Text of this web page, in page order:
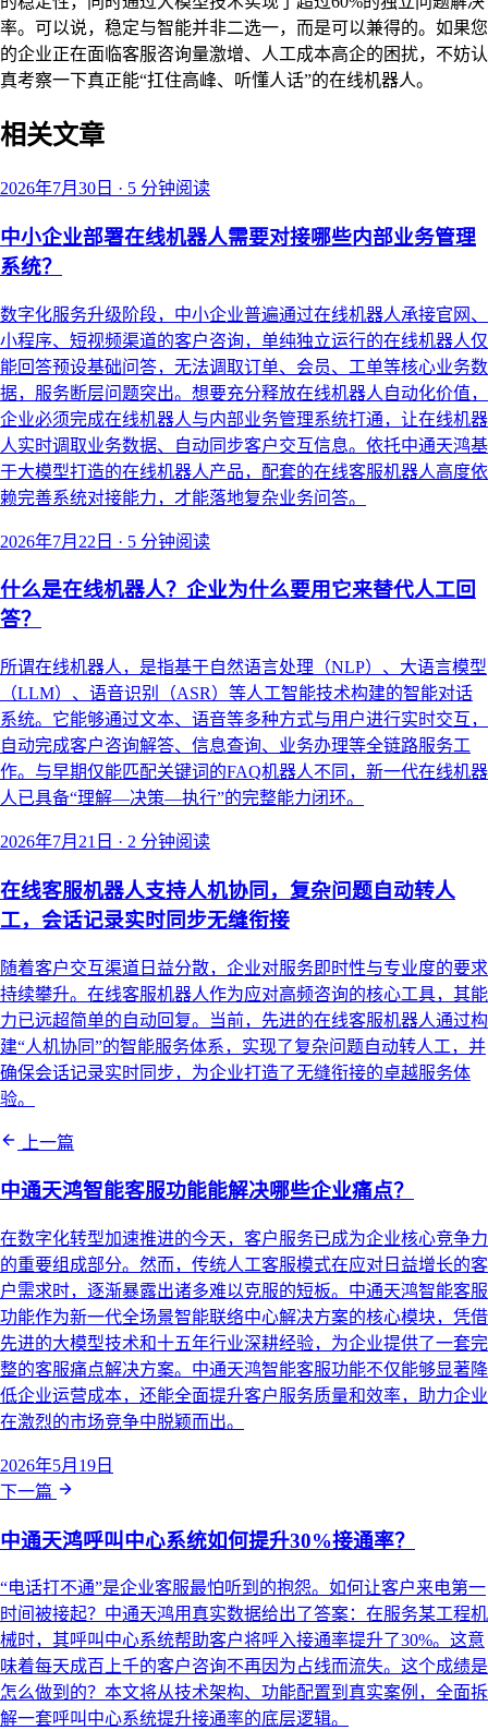
率。可以说，稳定与智能并非二选一，而是可以兼得的。如果您
的企业正在面临客服咨询量激增、人工成本高企的困扰，不妨认
真考察一下真正能“扛住高峰、听懂人话”的在线机器人。
相关文章
2026年7月30日 · 5 分钟阅读
中小企业部署在线机器人需要对接哪些内部业务管理
系统？
数字化服务升级阶段，中小企业普遍通过在线机器人承接官网、
小程序、短视频渠道的客户咨询，单纯独立运行的在线机器人仅
能回答预设基础问答，无法调取订单、会员、工单等核心业务数
据，服务断层问题突出。想要充分释放在线机器人自动化价值，
企业必须完成在线机器人与内部业务管理系统打通，让在线机器
人实时调取业务数据、自动同步客户交互信息。依托中通天鸿基
于大模型打造的在线机器人产品，配套的在线客服机器人高度依
赖完善系统对接能力，才能落地复杂业务问答。
2026年7月22日 · 5 分钟阅读
什么是在线机器人？企业为什么要用它来替代人工回
答？
所谓在线机器人，是指基于自然语言处理（NLP）、大语言模型
（LLM）、语音识别（ASR）等人工智能技术构建的智能对话
系统。它能够通过文本、语音等多种方式与用户进行实时交互，
自动完成客户咨询解答、信息查询、业务办理等全链路服务工
作。与早期仅能匹配关键词的FAQ机器人不同，新一代在线机器
人已具备“理解—决策—执行”的完整能力闭环。
2026年7月21日 · 2 分钟阅读
在线客服机器人支持人机协同，复杂问题自动转人
工，会话记录实时同步无缝衔接
随着客户交互渠道日益分散，企业对服务即时性与专业度的要求
持续攀升。在线客服机器人作为应对高频咨询的核心工具，其能
力已远超简单的自动回复。当前，先进的在线客服机器人通过构
建“人机协同”的智能服务体系，实现了复杂问题自动转人工，并
确保会话记录实时同步，为企业打造了无缝衔接的卓越服务体
验。
上一篇
中通天鸿智能客服功能能解决哪些企业痛点？
在数字化转型加速推进的今天，客户服务已成为企业核心竞争力
的重要组成部分。然而，传统人工客服模式在应对日益增长的客
户需求时，逐渐暴露出诸多难以克服的短板。中通天鸿智能客服
功能作为新一代全场景智能联络中心解决方案的核心模块，凭借
先进的大模型技术和十五年行业深耕经验，为企业提供了一套完
整的客服痛点解决方案。中通天鸿智能客服功能不仅能够显著降
低企业运营成本，还能全面提升客户服务质量和效率，助力企业
在激烈的市场竞争中脱颖而出。
2026年5月19日
下一篇
中通天鸿呼叫中心系统如何提升30%接通率？
“电话打不通”是企业客服最怕听到的抱怨。如何让客户来电第一
时间被接起？中通天鸿用真实数据给出了答案：在服务某工程机
械时，其呼叫中心系统帮助客户将呼入接通率提升了30%。这意
味着每天成百上千的客户咨询不再因为占线而流失。这个成绩是
怎么做到的？本文将从技术架构、功能配置到真实案例，全面拆
解一套呼叫中心系统提升接通率的底层逻辑。